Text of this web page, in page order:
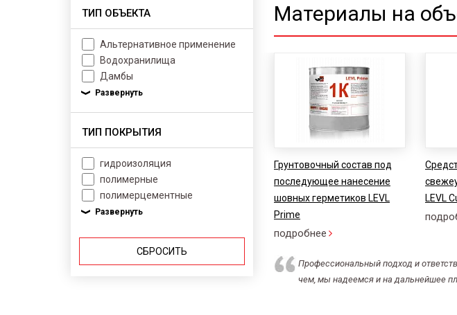
ТИП ОБЪЕКТА
Альтернативное применение
Водохранилища
Дамбы
ТИП ПОКРЫТИЯ
гидроизоляция
полимерные
полимерцементные
СБРОСИТЬ
Материалы на
Грунтовочный состав под
последующее нанесение
шовных герметиков LEVL
Prime
подробнее
LEVL
Профессиональный подход и
чем, мы надеемся и на дальнейшее